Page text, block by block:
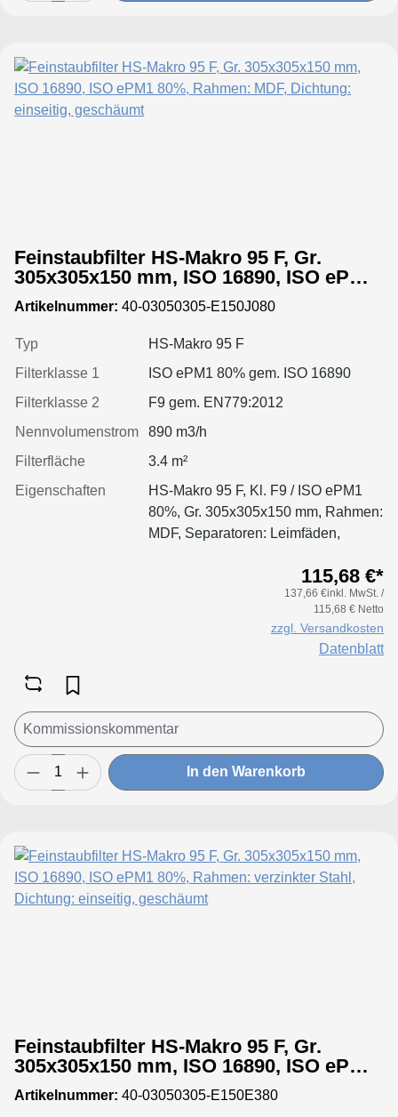
Feinstaubfilter HS-Makro 95 F, Gr.
305x305x150 mm, ISO 16890, ISO ePM1
80%, Rahmen: MDF, Dichtung: einseitig,
geschäumt
Artikelnummer: 40-03050305-E150J080
Typ
HS-Makro 95 F
Filterklasse 1
ISO ePM1 80% gem. ISO 16890
Filterklasse 2
F9 gem. EN779:2012
Nennvolumenstrom
890 m3/h
Filterfläche
3.4 m²
Eigenschaften
HS-Makro 95 F, Kl. F9 / ISO ePM1
80%, Gr. 305x305x150 mm, Rahmen:
MDF, Separatoren: Leimfäden,
Applikation für größere Luftmenge,
geringeren Druckverlust &
115,68 €*
137,66 €inkl. MwSt. /
115,68 € Netto
zzgl. Versandkosten
Datenblatt
In den Warenkorb
Feinstaubfilter HS-Makro 95 F, Gr.
305x305x150 mm, ISO 16890, ISO ePM1
80%, Rahmen: verzinkter Stahl,
Dichtung: einseitig, geschäumt
Artikelnummer: 40-03050305-E150E380